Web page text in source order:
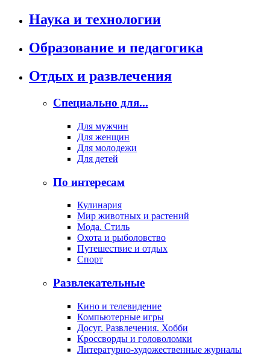
Наука и технологии
Образование и педагогика
Отдых и развлечения
Специально для...
Для мужчин
Для женщин
Для молодежи
Для детей
По интересам
Кулинария
Мир животных и растений
Мода. Стиль
Охота и рыболовство
Путешествие и отдых
Спорт
Развлекательные
Кино и телевидение
Компьютерные игры
Досуг. Развлечения. Хобби
Кроссворды и головоломки
Литературно-художественные журналы